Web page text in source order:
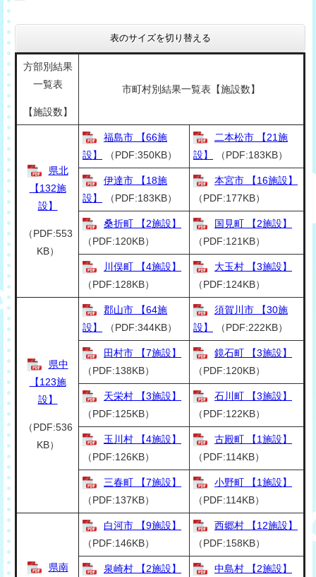
表のサイズを切り替える
方部別結果
一覧表
【施設数】
市町村別結果一覧表【施設数】
県北
【132施
設】
（PDF:553
KB）
福島市 【66施
設】
（PDF:350KB）
二本松市 【21施
設】
（PDF:183KB）
伊達市 【18施
設】
（PDF:183KB）
本宮市 【16施設】
（PDF:177KB）
桑折町 【2施設】
（PDF:120KB）
国見町 【2施設】
（PDF:121KB）
川俣町 【4施設】
（PDF:128KB）
大玉村 【3施設】
（PDF:124KB）
県中
【123施
設】
（PDF:536
KB）
郡山市 【64施
設】
（PDF:344KB）
須賀川市 【30施
設】
（PDF:222KB）
田村市 【7施設】
（PDF:138KB）
鏡石町 【3施設】
（PDF:120KB）
天栄村 【3施設】
（PDF:125KB）
石川町 【3施設】
（PDF:122KB）
玉川村 【4施設】
（PDF:126KB）
古殿町 【1施設】
（PDF:114KB）
三春町 【7施設】
（PDF:137KB）
小野町 【1施設】
（PDF:114KB）
県南
白河市 【9施設】
（PDF:146KB）
西郷村 【12施設】
（PDF:158KB）
泉崎村 【2施設】
中島村 【2施設】